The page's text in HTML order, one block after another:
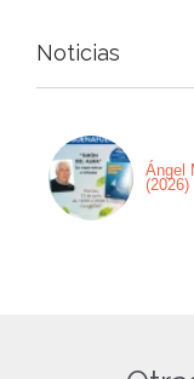
Noticias
Ángel
(2026)